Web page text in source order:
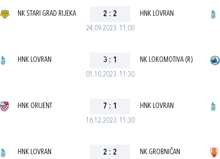
24.09.2023. 11:00
NK STARI GRAD RIJEKA 2 : 2 HNK LOVRAN
01.10.2023. 11:30
HNK LOVRAN 3 : 1 NK LOKOMOTIVA (R)
16.12.2023. 11:30
HNK ORIJENT 7 : 1 HNK LOVRAN
HNK LOVRAN 2 : 2 NK GROBNIČAN